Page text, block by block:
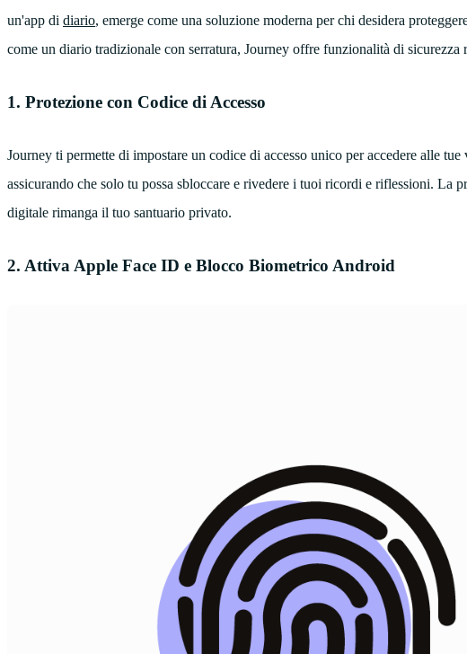
un'app di diario, emerge come una soluzione moderna per chi desidera
come un diario tradizionale con serratura, Journey offre funzionalità di
1. Protezione con Codice di Accesso
Journey ti permette di impostare un codice di accesso unico per accedere alle
assicurando che solo tu possa sbloccare e rivedere i tuoi ricordi e riflessioni.
digitale rimanga il tuo santuario privato.
2. Attiva Apple Face ID e Blocco Biometrico Android